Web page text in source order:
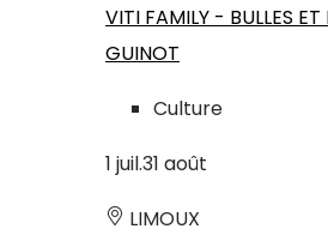
VITI FAMILY - BULLES
GUINOT
Culture
1 juil.31 août
LIMOUX